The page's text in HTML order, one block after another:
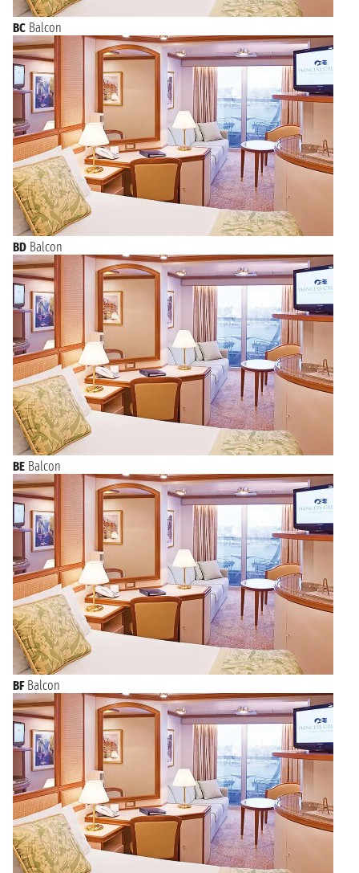
BC Balcon
BD Balcon
BE Balcon
BF Balcon